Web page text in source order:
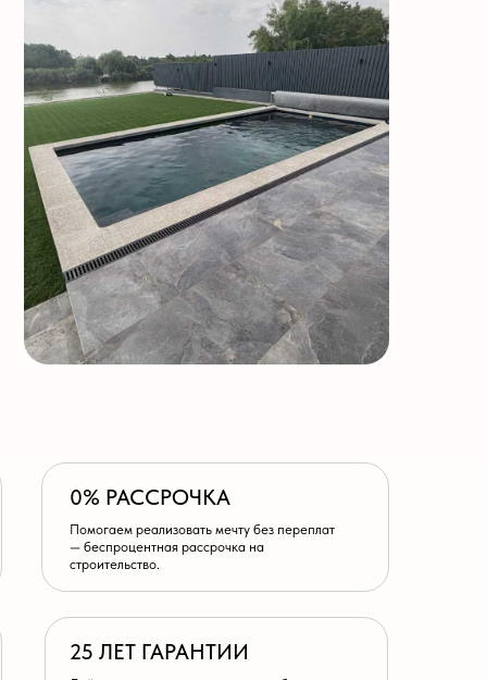
ГАРАНТИИ
гарантию на бетонную
года на отделочные работы.
СКЛАД
от ведущих брендов